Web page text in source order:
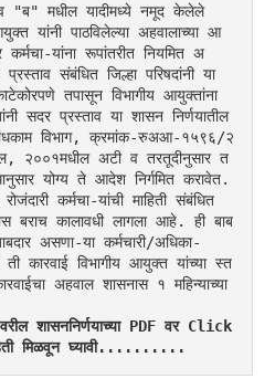
मधील यादीमध्ये नमूद केलेले
यांनी पाठविलेल्या अहवालाच्या आ
यांना रूपांतरीत नियमित अ
संबंधित जिल्हा परिषदांनी या
तपासून विभागीय आयुक्तांना
सदर प्रस्ताव या शासन निर्णयातील
विभाग, क्रमांक-रुअआ-१५९६/२
२००१मधील अटी व तरतूदीनुसार त
योग्य ते आदेश निर्गमित करावेत.
कर्मचा-यांची माहिती संबंधित
बराच कालावधी लागला आहे. ही बाब
असणा-या कर्मचारी/अधिका-
कारवाई विभागीय आयुक्त यांच्या स्त
अहवाल शासनास १ महिन्याच्या
शासननिर्णयाच्या PDF वर Click
मिळवून घ्यावी..........